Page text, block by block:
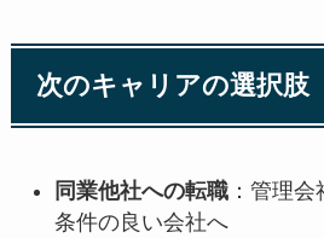
次のキャリアの選択肢
同業他社への転職：管理会
条件の良い会社へ